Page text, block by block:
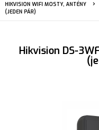
HIKVISION WIFI MOSTY, ANTÉNY
(JEDEN PÁR)
Hikvision DS-